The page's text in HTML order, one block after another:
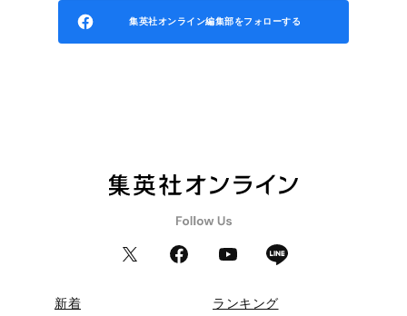
集英社オンライン編集部をフォローする
新着 ランキング